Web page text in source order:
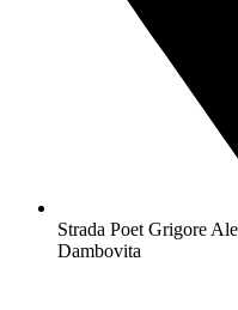
Strada Poet Grigore
Dambovita